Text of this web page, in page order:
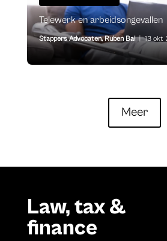
Telewerk en arbeidsongevallen
Stappers Advocaten,Ruben Bal | 13 okt
Meer
Law, tax &
finance